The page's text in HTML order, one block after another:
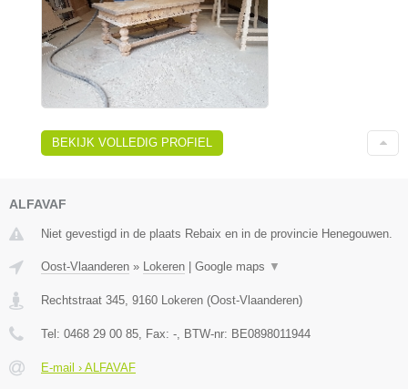
BEKIJK VOLLEDIG PROFIEL
ALFAVAF
Niet gevestigd in de plaats Rebaix en in de provincie Henegouwen.
Oost-Vlaanderen » Lokeren Google maps ▼
Rechtstraat 345, 9160 Lokeren (Oost-Vlaanderen)
Tel: 0468 29 00 85, Fax: -, BTW-nr: BE0898011944
E-mail › ALFAVAF